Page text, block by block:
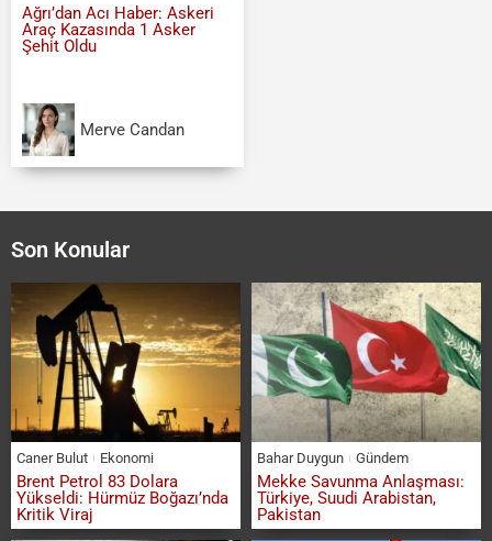
Ağrı’dan Acı Haber: Askeri
Araç Kazasında 1 Asker
Şehit Oldu
Merve Candan
Son Konular
Caner Bulut Ekonomi
Brent Petrol 83 Dolara
Yükseldi: Hürmüz Boğazı’nda
Kritik Viraj
Bahar Duygun Gündem
Mekke Savunma Anlaşması:
Türkiye, Suudi Arabistan,
Pakistan